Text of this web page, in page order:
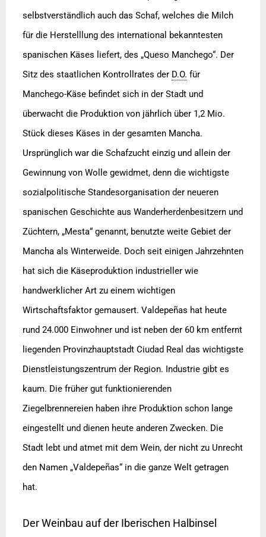
selbstverständlich auch das Schaf, welches die Milch
für die Herstelllung des international bekanntesten
spanischen Käses liefert, des „Queso Manchego“. Der
Sitz des staatlichen Kontrollrates der D.O. für
Manchego-Käse befindet sich in der Stadt und
überwacht die Produktion von jährlich über 1,2 Mio.
Stück dieses Käses in der gesamten Mancha.
Ursprünglich war die Schafzucht einzig und allein der
Gewinnung von Wolle gewidmet, denn die wichtigste
sozialpolitische Standesorganisation der neueren
spanischen Geschichte aus Wanderherdenbesitzern und
Züchtern, „Mesta“ genannt, benutzte weite Gebiet der
Mancha als Winterweide. Doch seit einigen Jahrzehnten
hat sich die Käseproduktion industrieller wie
handwerklicher Art zu einem wichtigen
Wirtschaftsfaktor gemausert. Valdepeñas hat heute
rund 24.000 Einwohner und ist neben der 60 km entfernt
liegenden Provinzhauptstadt Ciudad Real das wichtigste
Dienstleistungszentrum der Region. Industrie gibt es
kaum. Die früher gut funktionierenden
Ziegelbrennereien haben ihre Produktion schon lange
eingestellt und dienen heute anderen Zwecken. Die
Stadt lebt und atmet mit dem Wein, der nicht zu Unrecht
den Namen „Valdepeñas“ in die ganze Welt getragen
hat.
Der Weinbau auf der Iberischen Halbinsel